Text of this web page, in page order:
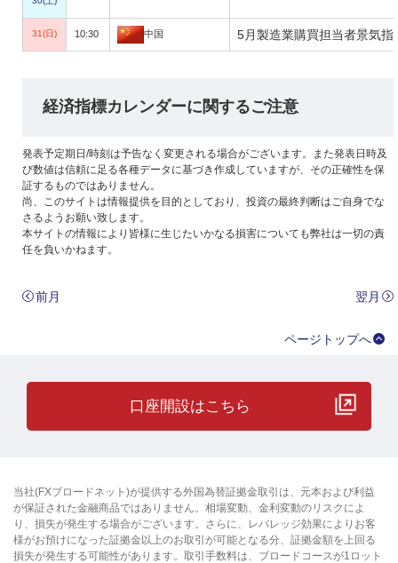
31(日) 10:30 中国 5月製造業購買担当者景気
経済指標カレンダーに関するご注意
発表予定期日/時刻は予告なく変更される場合がございます。また発表日時及
び数値は信頼に足る各種データに基づき作成していますが、その正確性を保
証するものではありません。
尚、このサイトは情報提供を目的としており、投資の最終判断はご自身でな
さるようお願い致します。
本サイトの情報により皆様に生じたいかなる損害についても弊社は一切の責
任を負いかねます。
前月 翌月
ページトップへ
口座開設はこちら
当社(FXブロードネット)が提供する外国為替証拠金取引は、元本および利益
が保証された金融商品ではありません。相場変動、金利変動のリスクによ
り、損失が発生する場合がございます。さらに、レバレッジ効果によりお客
様がお預けになった証拠金以上のお取引が可能となる分、証拠金額を上回る
損失が発生する可能性があります。取引手数料は、ブロードコースが1ロット